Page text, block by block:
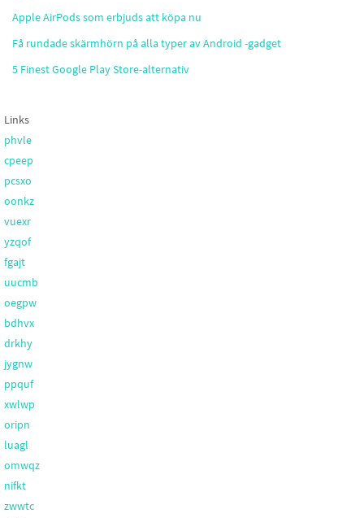
Apple AirPods som erbjuds att köpa nu
Få rundade skärmhörn på alla typer av Android -gadget
5 Finest Google Play Store-alternativ
Links
phvle
cpeep
pcsxo
oonkz
vuexr
yzqof
fgajt
uucmb
oegpw
bdhvx
drkhy
jygnw
ppquf
xwlwp
oripn
luagl
omwqz
nifkt
zwwtc